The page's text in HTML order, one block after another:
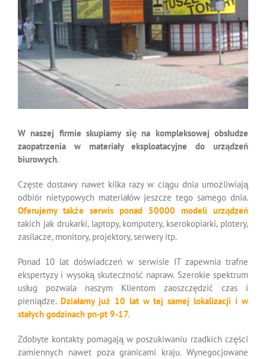
W naszej firmie skupiamy się na kompleksowej obsłudze
zaopatrzenia w materiały eksploatacyjne do urządzeń
biurowych.
Częste dostawy nawet kilka razy w ciągu dnia umożliwiają
odbiór nietypowych materiałów jeszcze tego samego dnia.
Oferujemy także serwis ponad 50000 modeli urządzeń
takich jak drukarki, laptopy, komputery, kserokopiarki, plotery,
zasilacze, monitory, projektory, serwery itp.
Ponad 10 lat doświadczeń w serwisie IT zapewnia trafne
ekspertyzy i wysoką skuteczność napraw. Szerokie spektrum
usług pozwala naszym Klientom zaoszczędzić czas i
pieniądze. Działamy już 10 lat w tej samej lokalizacji i w
stałych godzinach pn-pt 9-17.
Zdobyte kontakty pomagają w poszukiwaniu rzadkich części
zamiennych nawet poza granicami kraju. Wynegocjowane